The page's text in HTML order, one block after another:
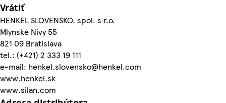
Vrátiť
HENKEL SLOVENSKO, spol. s r.o.
Mlynské Nivy 55
821 09 Bratislava
tel.: (+421) 2 333 19 111
e-mail: henkel.slovensko@henkel.com
www.henkel.sk
www.silan.com